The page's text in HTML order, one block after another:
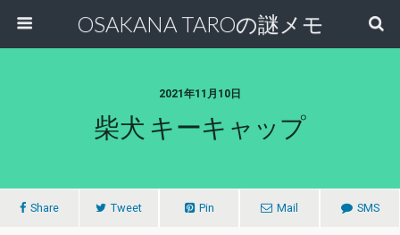
OSAKANA TAROの謎メモ
2021年11月10日
柴犬 キーキャップ
Share Tweet Pin Mail SMS